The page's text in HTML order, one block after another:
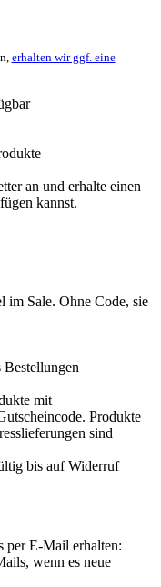
erhalten wir ggf. eine
an und erhalte einen
kannst.
Sale. Ohne Code, sie
mit
Produkte
sind
bis auf Widerruf
per E-Mail erhalten:
wenn es neue